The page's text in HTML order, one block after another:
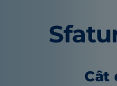
Cât